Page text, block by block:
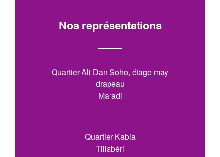
Nos représentations
Quartier Ali Dan Soho, étage may
drapeau
Maradi
Quartier Kabia
Tillabéri